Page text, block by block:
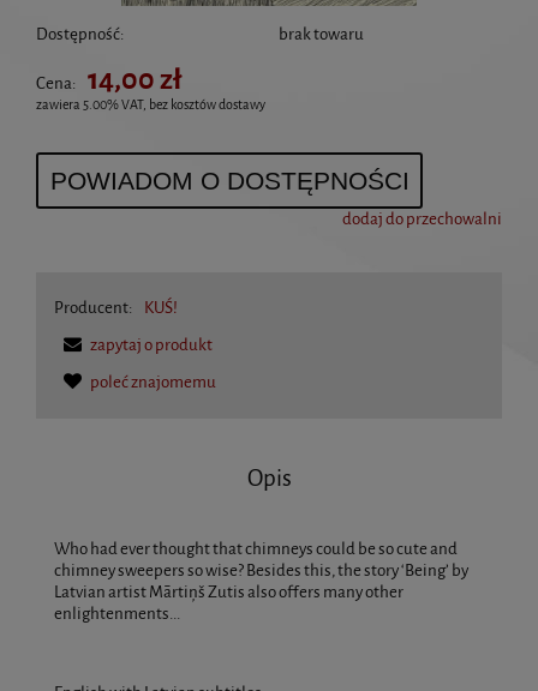
Dostępność: brak towaru
Cena: 14,00 zł
zawiera 5.00% VAT, bez kosztów dostawy
POWIADOM O DOSTĘPNOŚCI
dodaj do przechowalni
Producent:
KUŚ!
zapytaj o produkt
poleć znajomemu
Opis
Who had ever thought that chimneys could be so cute and
chimney sweepers so wise? Besides this, the story ‘Being’ by
Latvian artist Mārtiņš Zutis also offers many other
enlightenments...